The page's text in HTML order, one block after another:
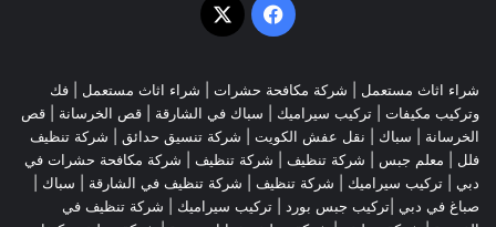
فيسبوك
‫X
شراء اثاث مستعمل شركة مكافحة حشرات شراء اثاث مستعمل
فك
وتركيب مكيفات | تركيب سيراميك | سباك في الشارقة قص الخرسانة | قص
الخرسانة | سباك نقل عفش الكويت شركة تنسيق حدائق
شركة تنظيف
فلل
معلم جبس شركة تنظيف شركة تنظيف
شركة مكافحة حشرات في
دبي
تركيب سيراميك شركة تنظيف شركة تنظيف في الشارقة | سباك |
صباغ في دبي |تركيب جبس بورد | تركيب سيراميك
شركة تنظيف في